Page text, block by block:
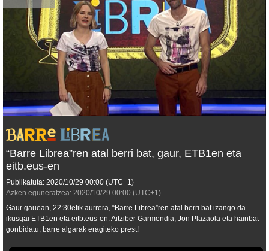
“Barre Librea”ren atal berri bat, gaur, ETB1en eta
eitb.eus-en
Publikatuta: 2020/10/29 00:00 (UTC+1)
Azken eguneratzea: 2020/10/29 00:00 (UTC+1)
Gaur gauean, 22:30etik aurrera, “Barre Librea”ren atal berri bat izango da
ikusgai ETB1en eta eitb.eus-en. Aitziber Garmendia, Jon Plazaola eta hainbat
gonbidatu, barre algarak eragiteko prest!